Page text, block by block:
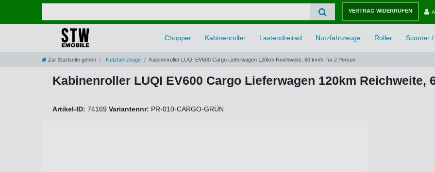
VERTRAG WIDERRUFEN
Chopper Kabinenroller Lastendreirad Nutzfahrzeuge Roller Scooter
Zur Startseite gehen Nutzfahrzeuge Kabinenroller LUQI EV600 Cargo Lieferwagen 120km Reichweite, 60 km/h, für 2 Person
Kabinenroller LUQI EV600 Cargo Lieferwagen 120km Reichweite,
Artikel-ID: 74169 Variantennr: PR-010-CARGO-GRÜN